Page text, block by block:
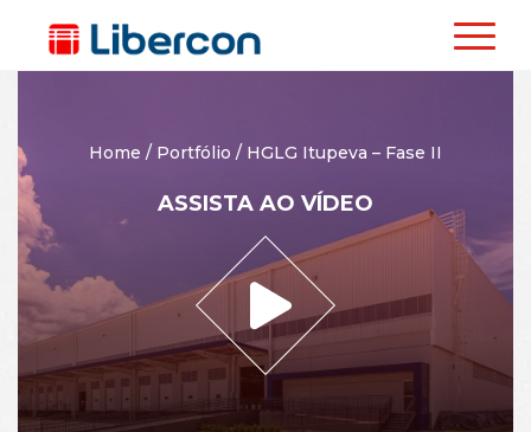
Home / Portfólio / HGLG Itupeva – Fase II
ASSISTA AO VÍDEO